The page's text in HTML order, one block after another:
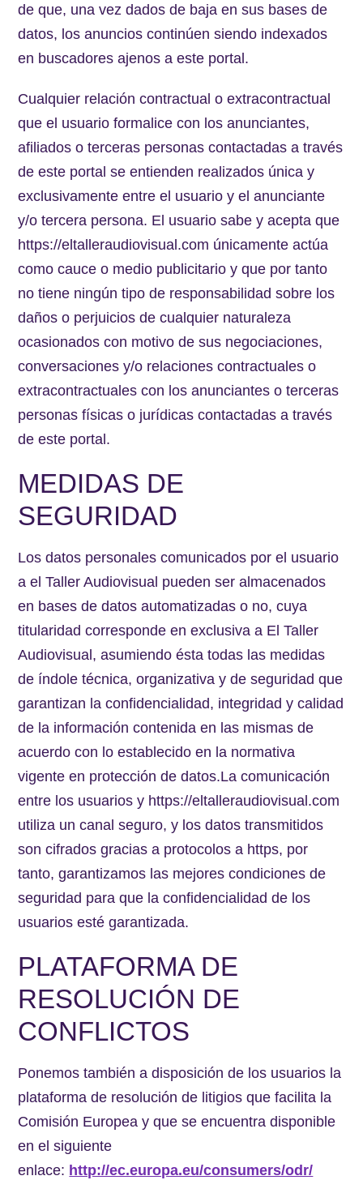
de que, una vez dados de baja en sus bases de
datos, los anuncios continúen siendo indexados
en buscadores ajenos a este portal.
Cualquier relación contractual o extracontractual
que el usuario formalice con los anunciantes,
afiliados o terceras personas contactadas a través
de este portal se entienden realizados única y
exclusivamente entre el usuario y el anunciante
y/o tercera persona. El usuario sabe y acepta que
https://eltalleraudiovisual.com únicamente actúa
como cauce o medio publicitario y que por tanto
no tiene ningún tipo de responsabilidad sobre los
daños o perjuicios de cualquier naturaleza
ocasionados con motivo de sus negociaciones,
conversaciones y/o relaciones contractuales o
extracontractuales con los anunciantes o terceras
personas físicas o jurídicas contactadas a través
de este portal.
MEDIDAS DE
SEGURIDAD
Los datos personales comunicados por el usuario
a el Taller Audiovisual pueden ser almacenados
en bases de datos automatizadas o no, cuya
titularidad corresponde en exclusiva a El Taller
Audiovisual, asumiendo ésta todas las medidas
de índole técnica, organizativa y de seguridad que
garantizan la confidencialidad, integridad y calidad
de la información contenida en las mismas de
acuerdo con lo establecido en la normativa
vigente en protección de datos.La comunicación
entre los usuarios y https://eltalleraudiovisual.com
utiliza un canal seguro, y los datos transmitidos
son cifrados gracias a protocolos a https, por
tanto, garantizamos las mejores condiciones de
seguridad para que la confidencialidad de los
usuarios esté garantizada.
PLATAFORMA DE
RESOLUCIÓN DE
CONFLICTOS
Ponemos también a disposición de los usuarios la
plataforma de resolución de litigios que facilita la
Comisión Europea y que se encuentra disponible
en el siguiente
enlace: http://ec.europa.eu/consumers/odr/